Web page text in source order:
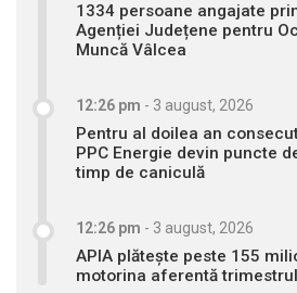
1334 persoane angajate
Agenției Județene pentru
Muncă Vâlcea
12:26 pm - 3 august, 2026
Pentru al doilea an
PPC Energie devin puncte
timp de caniculă
12:26 pm - 3 august, 2026
APIA plătește peste 155
motorina aferentă